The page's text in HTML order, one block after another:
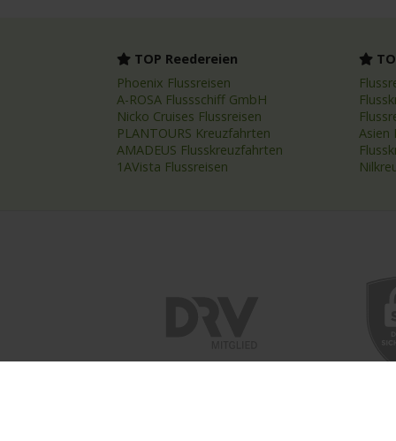
TOP Reedereien
Phoenix Flussreisen
A-ROSA Flussschiff GmbH
Nicko Cruises Flussreisen
PLANTOURS Kreuzfahrten
AMADEUS Flusskreuzfahrten
1AVista Flussreisen
Asien